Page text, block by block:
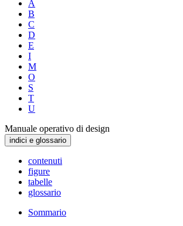
A
B
C
D
E
I
M
O
S
T
U
Manuale operativo di design
indici e glossario
contenuti
figure
tabelle
glossario
Sommario